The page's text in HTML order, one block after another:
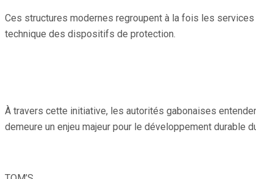
Ces structures modernes regroupent à la fois les
technique des dispositifs de protection.
À travers cette initiative, les autorités gabonaises
demeure un enjeu majeur pour le développement durable